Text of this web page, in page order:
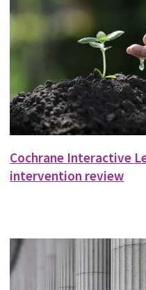
Cochrane Interactive
intervention review